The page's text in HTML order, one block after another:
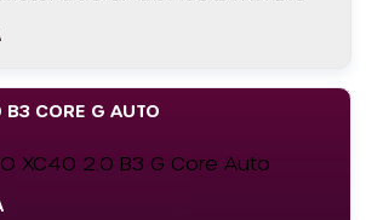
CORE G AUTO